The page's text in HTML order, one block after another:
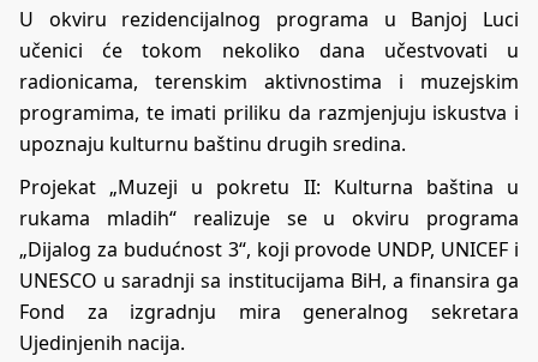
U okviru rezidencijalnog programa u Banjoj Luci
učenici će tokom nekoliko dana učestvovati u
radionicama, terenskim aktivnostima i muzejskim
programima, te imati priliku da razmjenjuju iskustva i
upoznaju kulturnu baštinu drugih sredina.
Projekat „Muzeji u pokretu II: Kulturna baština u
rukama mladih“ realizuje se u okviru programa
„Dijalog za budućnost 3“, koji provode UNDP, UNICEF i
UNESCO u saradnji sa institucijama BiH, a finansira ga
Fond za izgradnju mira generalnog sekretara
Ujedinjenih nacija.